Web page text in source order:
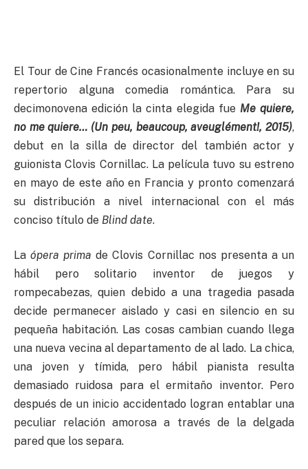
El Tour de Cine Francés ocasionalmente incluye en su
repertorio alguna comedia romántica. Para su
decimonovena edición la cinta elegida fue Me quiere,
no me quiere… (Un peu, beaucoup, aveuglément!, 2015),
debut en la silla de director del también actor y
guionista Clovis Cornillac. La película tuvo su estreno
en mayo de este año en Francia y pronto comenzará
su distribución a nivel internacional con el más
conciso título de Blind date.
Laópera prima de Clovis Cornillac nos presenta a un
hábil pero solitario inventor de juegos y
rompecabezas, quien debido a una tragedia pasada
decide permanecer aislado y casi en silencio en su
pequeña habitación. Las cosas cambian cuando llega
una nueva vecina al departamento de al lado. La chica,
una joven y tímida, pero hábil pianista resulta
demasiado ruidosa para el ermitaño inventor. Pero
después de un inicio accidentado logran entablar una
peculiar relación amorosa a través de la delgada
pared que los separa.